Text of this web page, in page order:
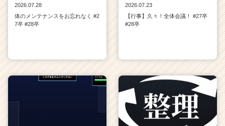
2026.07.28
体のメンテナンスをお忘れなく #2
7卒 #28卒
2026.07.23
【行事】久々！全体会議！ #27卒
#28卒